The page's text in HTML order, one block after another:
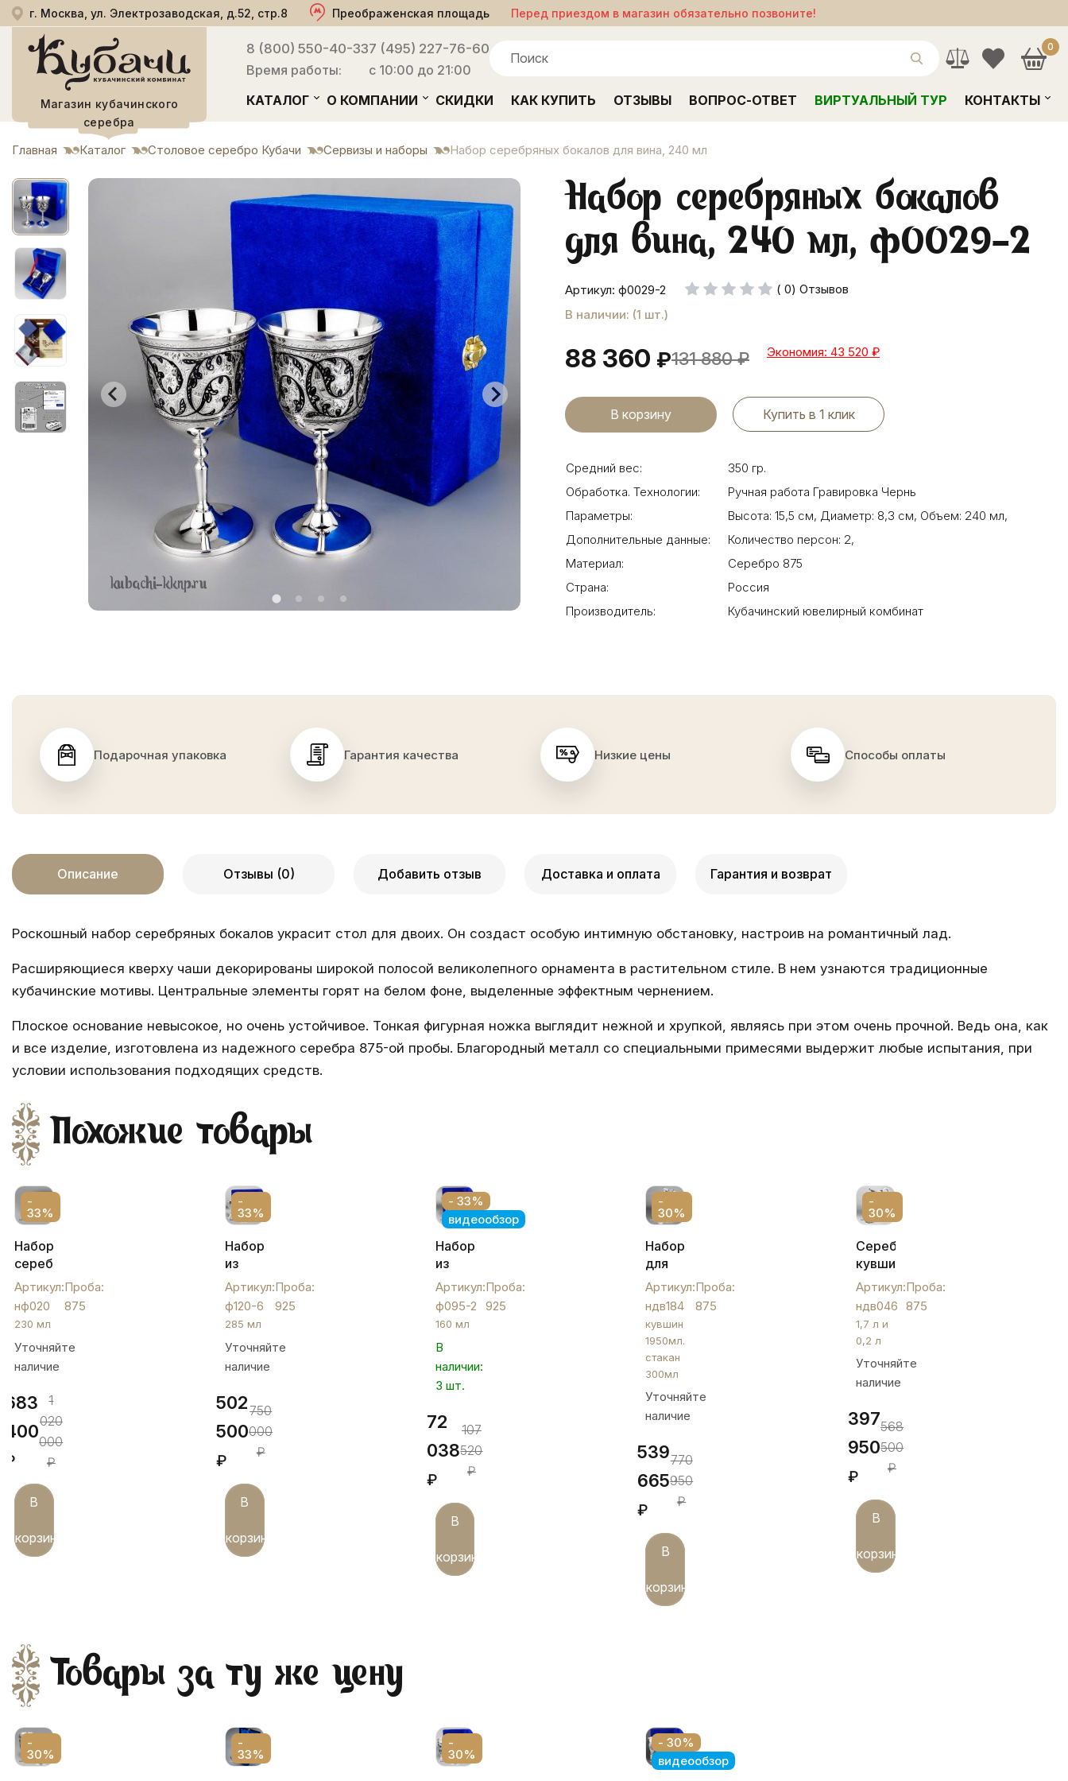
г. Москва, ул. Электрозаводская, д.52, стр.8 Преображенская площадь Перед приездом в магазин обязательно позвоните!
Магазин кубачинского
серебра
8 (800) 550-40-33
Время работы:
7 (495) 227-76-60
с 10:00 до 21:00
0
КАТАЛОГ О КОМПАНИИ СКИДКИ КАК КУПИТЬ ОТЗЫВЫ ВОПРОС-ОТВЕТ ВИРТУАЛЬНЫЙ ТУР КОНТАКТЫ
Главная Каталог Столовое серебро Кубачи Сервизы и наборы Набор серебряных бокалов для вина, 240 мл
Набор серебряных бокалов
для вина, 240 мл, ф0029-2
Артикул: ф0029-2
( 0) Отзывов
В наличии: (1 шт.)
88 360 ₽131 880 ₽ Экономия: 43 520 ₽
Купить в 1 клик
Средний вес:
350 гр.
Обработка. Технологии:
Ручная работа Гравировка Чернь
Параметры:
Высота: 15,5 см, Диаметр: 8,3 см, Объем: 240 мл,
Дополнительные данные:
Количество персон: 2,
Материал:
Серебро 875
Страна:
Россия
Производитель:
Кубачинский ювелирный комбинат
Подарочная упаковка Гарантия качества Низкие цены Способы оплаты
Описание Отзывы (0) Добавить отзыв Доставка и оплата Гарантия и возврат
Роскошный набор серебряных бокалов украсит стол для двоих. Он создаст особую интимную обстановку, настроив на романтичный лад.
Расширяющиеся кверху чаши декорированы широкой полосой великолепного орнамента в растительном стиле. В нем узнаются традиционные
кубачинские мотивы. Центральные элементы горят на белом фоне, выделенные эффектным чернением.
Плоское основание невысокое, но очень устойчивое. Тонкая фигурная ножка выглядит нежной и хрупкой, являясь при этом очень прочной. Ведь она, как
и все изделие, изготовлена из надежного серебра 875-ой пробы. Благородный металл со специальными примесями выдержит любые испытания, при
условии использования подходящих средств.
Похожие товары
-
33%
Набор
серебряных
бокалов
«Эксклюзив»,
нф020
Артикул:
нф020
Проба:
875
230 мл
Уточняйте
наличие
683
400
₽
1
020
000
₽
В
корзину
-
33%
Набор
из
шести
серебряных
фужеров
для
вина,
ф120-
Артикул:
ф120-6
Проба:
925
285 мл
Уточняйте
наличие
502
500
₽
750
000
₽
В
корзину
- 33%
видеообзор
Набор
из
двух
небольших
серебряных
бокалов
"Волна",
ф095-
2
Артикул:
ф095-2
Проба:
925
160 мл
В
наличии:
3 шт.
72
038
₽
107
520
₽
В
корзину
-
30%
Набор
для
воды
ндв184
Артикул:
ндв184
Проба:
875
кувшин
1950мл.
стакан
300мл
Уточняйте
наличие
539
665
₽
770
950
₽
В
корзину
-
30%
Серебряный
кувшин
с
одним
стаканом
"Меандр",
ндв046
Артикул:
ндв046
Проба:
875
1,7 л и
0,2 л
Уточняйте
наличие
397
950
₽
568
500
₽
В
корзину
Товары за ту же цену
-
30%
-
33%
-
30%
- 30%
видеообзор